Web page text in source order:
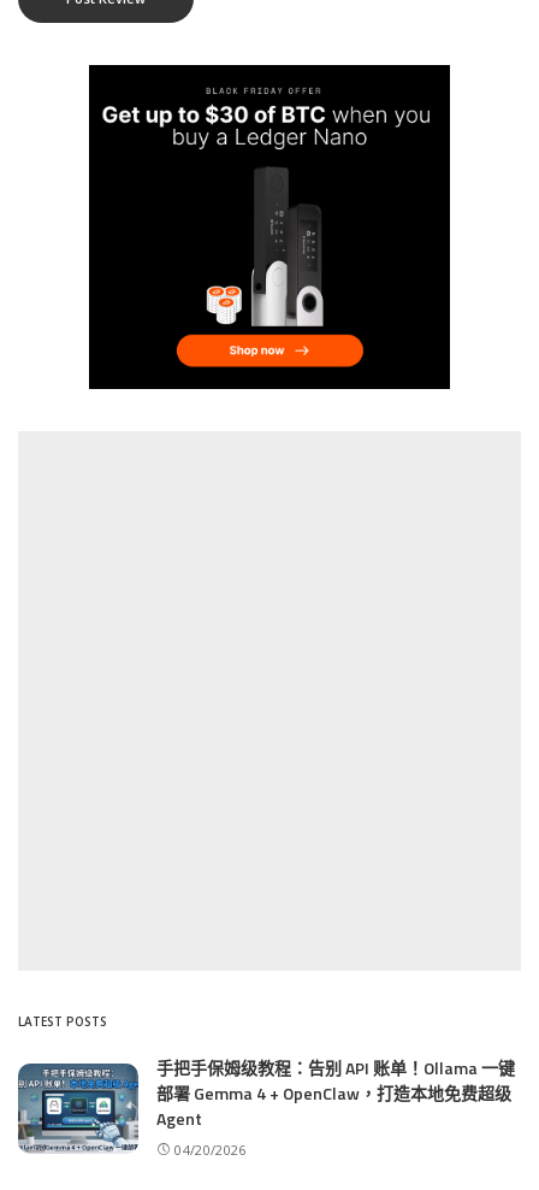
LATEST POSTS
手把手保姆级教程：告别 API 账单！Ollama 一键
部署 Gemma 4 + OpenClaw，打造本地免费超级
Agent
04/20/2026